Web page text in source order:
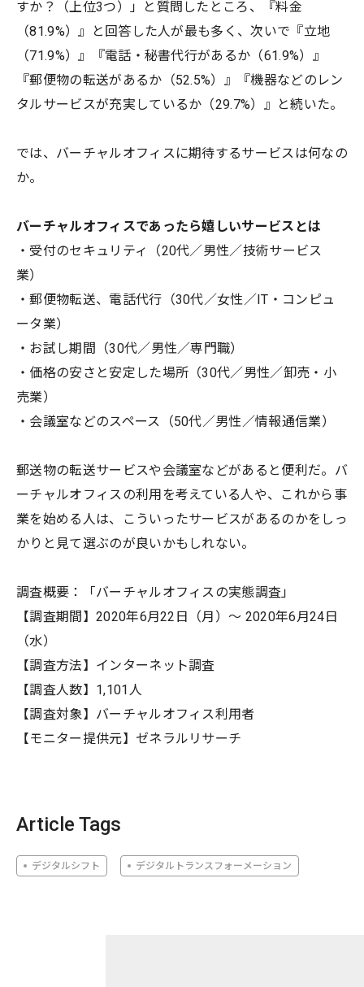
すか？（上位3つ）」と質問したところ、『料金
（81.9%）』と回答した人が最も多く、次いで『立地
（71.9%）』『電話・秘書代行があるか（61.9%）』
『郵便物の転送があるか（52.5%）』『機器などのレン
タルサービスが充実しているか（29.7%）』と続いた。
では、バーチャルオフィスに期待するサービスは何なの
か。
バーチャルオフィスであったら嬉しいサービスとは
・受付のセキュリティ（20代／男性／技術サービス
業）
・郵便物転送、電話代行（30代／女性／IT・コンピュ
ータ業）
・お試し期間（30代／男性／専門職）
・価格の安さと安定した場所（30代／男性／卸売・小
売業）
・会議室などのスペース（50代／男性／情報通信業）
郵送物の転送サービスや会議室などがあると便利だ。バ
ーチャルオフィスの利用を考えている人や、これから事
業を始める人は、こういったサービスがあるのかをしっ
かりと見て選ぶのが良いかもしれない。
調査概要：「バーチャルオフィスの実態調査」
【調査期間】2020年6月22日（月）～ 2020年6月24日
（水）
【調査方法】インターネット調査
【調査人数】1,101人
【調査対象】バーチャルオフィス利用者
【モニター提供元】ゼネラルリサーチ
Article Tags
デジタルシフト デジタルトランスフォーメーション